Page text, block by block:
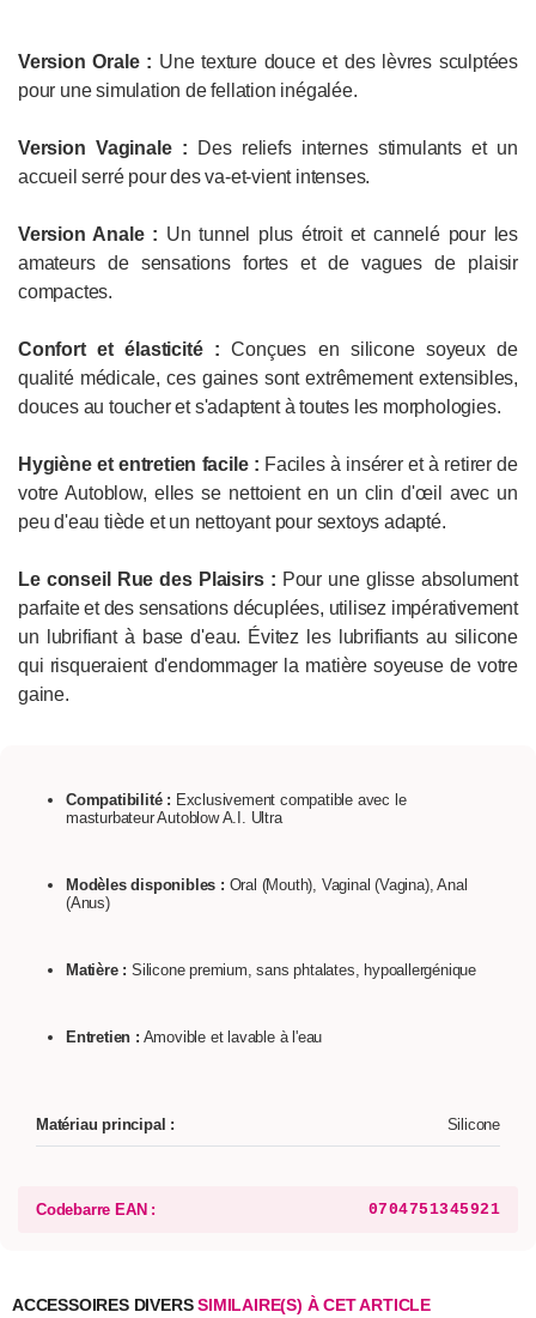
Version Orale : Une texture douce et des lèvres sculptées
pour une simulation de fellation inégalée.
Version Vaginale : Des reliefs internes stimulants et un
accueil serré pour des va-et-vient intenses.
Version Anale : Un tunnel plus étroit et cannelé pour les
amateurs de sensations fortes et de vagues de plaisir
compactes.
Confort et élasticité : Conçues en silicone soyeux de
qualité médicale, ces gaines sont extrêmement extensibles,
douces au toucher et s'adaptent à toutes les morphologies.
Hygiène et entretien facile : Faciles à insérer et à retirer de
votre Autoblow, elles se nettoient en un clin d'œil avec un
peu d'eau tiède et un nettoyant pour sextoys adapté.
Le conseil Rue des Plaisirs : Pour une glisse absolument
parfaite et des sensations décuplées, utilisez impérativement
un lubrifiant à base d'eau. Évitez les lubrifiants au silicone
qui risqueraient d'endommager la matière soyeuse de votre
gaine.
Compatibilité : Exclusivement compatible avec le
masturbateur Autoblow A.I. Ultra
Modèles disponibles : Oral (Mouth), Vaginal (Vagina), Anal
(Anus)
Matière : Silicone premium, sans phtalates, hypoallergénique
Entretien : Amovible et lavable à l'eau
Matériau principal : Silicone
Codebarre EAN : 0704751345921
ACCESSOIRES DIVERSSIMILAIRE(S) À CET ARTICLE